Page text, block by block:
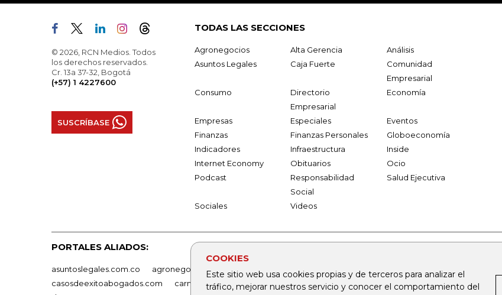
COOKIES
Este sitio web usa cookies propias y de terceros para analizar el
tráfico, mejorar nuestros servicio y conocer el comportamiento del
© 2026, RCN Medios. Todos
los derechos reservados.
Cr. 13a 37-32, Bogotá
(+57) 1 4227600
SUSCRÍBASE
TODAS LAS SECCIONES
Agronegocios Alta Gerencia
Análisis
Asuntos Legales
Caja Fuerte
Comunidad
Empresarial
Consumo
Directorio
Empresarial
Economía
Empresas Especiales
Eventos
Finanzas
Finanzas Personales
Globoeconomía
Indicadores
Infraestructura
Inside
Internet Economy
Obituarios
Ocio
Podcast
Responsabilidad
Social
Salud Ejecutiva
Sociales Videos
PORTALES ALIADOS:
asuntoslegales.com.co agronegocios.co empresas.larepublica.co firmasdeabogados.com
casosdeexitoabogados.com
carnavalindustriacultural.com canalrcn.com rcnradio.com noticiasrcn.com